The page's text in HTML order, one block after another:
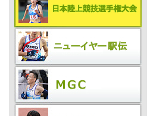
採用情報
プレスリリース